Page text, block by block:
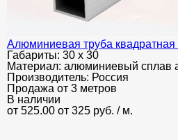
Алюминиевая труба квадратная
Габариты: 30 х 30
Материал: алюминиевый сплав
Производитель: Россия
Продажа от 3 метров
В наличии
от 525.00 от 325 руб. / м.